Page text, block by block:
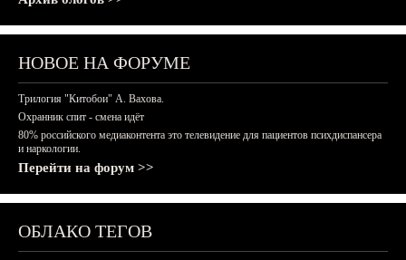
НОВОЕ НА ФОРУМЕ
Трилогия "Китобои" А. Вахова.
Охранник спит - смена идёт
80% российского медиаконтента это телевидение для пациентов психдиспансера
и наркологии.
Перейти на форум >>
ОБЛАКО ТЕГОВ